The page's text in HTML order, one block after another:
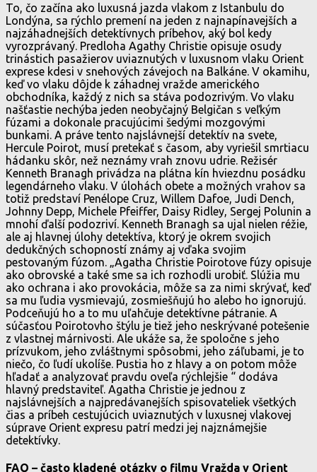
To, čo začína ako luxusná jazda vlakom z Istanbulu do
Londýna, sa rýchlo premení na jeden z najnapínavejších a
najzáhadnejších detektívnych príbehov, aký bol kedy
vyrozprávaný. Predloha Agathy Christie opisuje osudy
trinástich pasažierov uviaznutých v luxusnom vlaku Orient
exprese kdesi v snehových závejoch na Balkáne. V okamihu,
keď vo vlaku dôjde k záhadnej vražde amerického
obchodníka, každý z nich sa stáva podozrivým. Vo vlaku
našťastie nechýba jeden neobyčajný Belgičan s veľkým
fúzami a dokonale pracujúcimi šedými mozgovými
bunkami. A práve tento najslávnejší detektív na svete,
Hercule Poirot, musí pretekať s časom, aby vyriešil smrtiacu
hádanku skôr, než neznámy vrah znovu udrie. Režisér
Kenneth Branagh privádza na plátna kín hviezdnu posádku
legendárneho vlaku. V úlohách obete a možných vrahov sa
totiž predstaví Penélope Cruz, Willem Dafoe, Judi Dench,
Johnny Depp, Michele Pfeiffer, Daisy Ridley, Sergej Polunin a
mnohí ďalší podozriví. Kenneth Branagh sa ujal nielen réžie,
ale aj hlavnej úlohy detektíva, ktorý je okrem svojich
dedukčných schopností známy aj vďaka svojim
pestovaným fúzom. „Agatha Christie Poirotove fúzy opisuje
ako obrovské a také sme sa ich rozhodli urobiť. Slúžia mu
ako ochrana i ako provokácia, môže sa za nimi skrývať, keď
sa mu ľudia vysmievajú, zosmiešňujú ho alebo ho ignorujú.
Podceňujú ho a to mu uľahčuje detektívne pátranie. A
súčasťou Poirotovho štýlu je tiež jeho neskrývané potešenie
z vlastnej márnivosti. Ale ukáže sa, že spoločne s jeho
prízvukom, jeho zvláštnymi spôsobmi, jeho záľubami, je to
niečo, čo ľudí ukolíše. Pustia ho z hlavy a on potom môže
hľadať a analyzovať pravdu oveľa rýchlejšie “ dodáva
hlavný predstaviteľ. Agatha Christie je jednou z
najslávnejších a najpredávanejších spisovateliek všetkých
čias a príbeh cestujúcich uviaznutých v luxusnej vlakovej
súprave Orient expresu patrí medzi jej najznámejšie
detektívky.
FAQ – často kladené otázky o filmu Vražda v Orient